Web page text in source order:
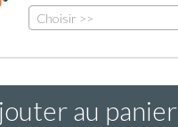
Choisir >>
au panier